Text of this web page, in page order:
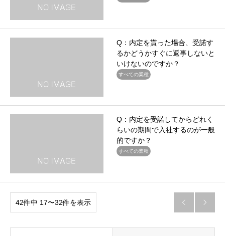
Q：内定を貰った場合、受諾す
るかどうかすぐに返事しないと
いけないのですか？
すべての業種
Q：内定を受諾してからどれく
らいの期間で入社するのが一般
的ですか？
すべての業種
42件中 17〜32件を表示  